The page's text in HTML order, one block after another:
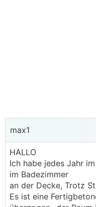
max1
HALLO
Ich habe jedes Jahr
im Badezimmer
an der Decke, Trotz
Es ist eine